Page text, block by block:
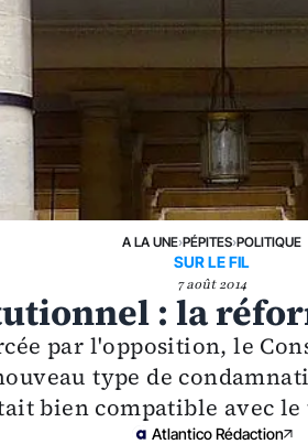
A LA UNE›PÉPITES›POLITIQUE
SUR LE FIL
7 août 2014
: la
par l'opposition, le
type de
bien compatible avec
Atlantico Rédaction